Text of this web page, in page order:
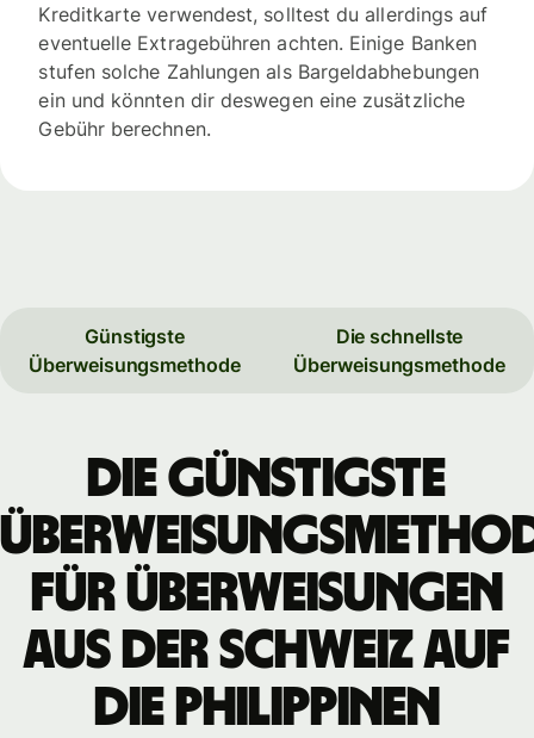
Kreditkarte verwendest, solltest du allerdings auf
eventuelle Extragebühren achten. Einige Banken
stufen solche Zahlungen als Bargeldabhebungen
ein und könnten dir deswegen eine zusätzliche
Gebühr berechnen.
Günstigste
Überweisungsmethode
Die schnellste
Überweisungsmethode
Die günstigste
für Überweisungen
aus der Schweiz auf
die Philippinen